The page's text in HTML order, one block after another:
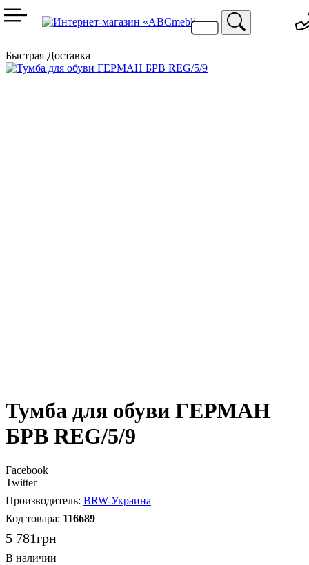
Быстрая Доставка
Тумба для обуви ГЕРМАН
БРВ REG/5/9
Facebook
Twitter
BRW-Украина
116689
5 781грн